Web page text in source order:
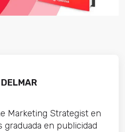
Marketing Strategist en
graduada en publicidad